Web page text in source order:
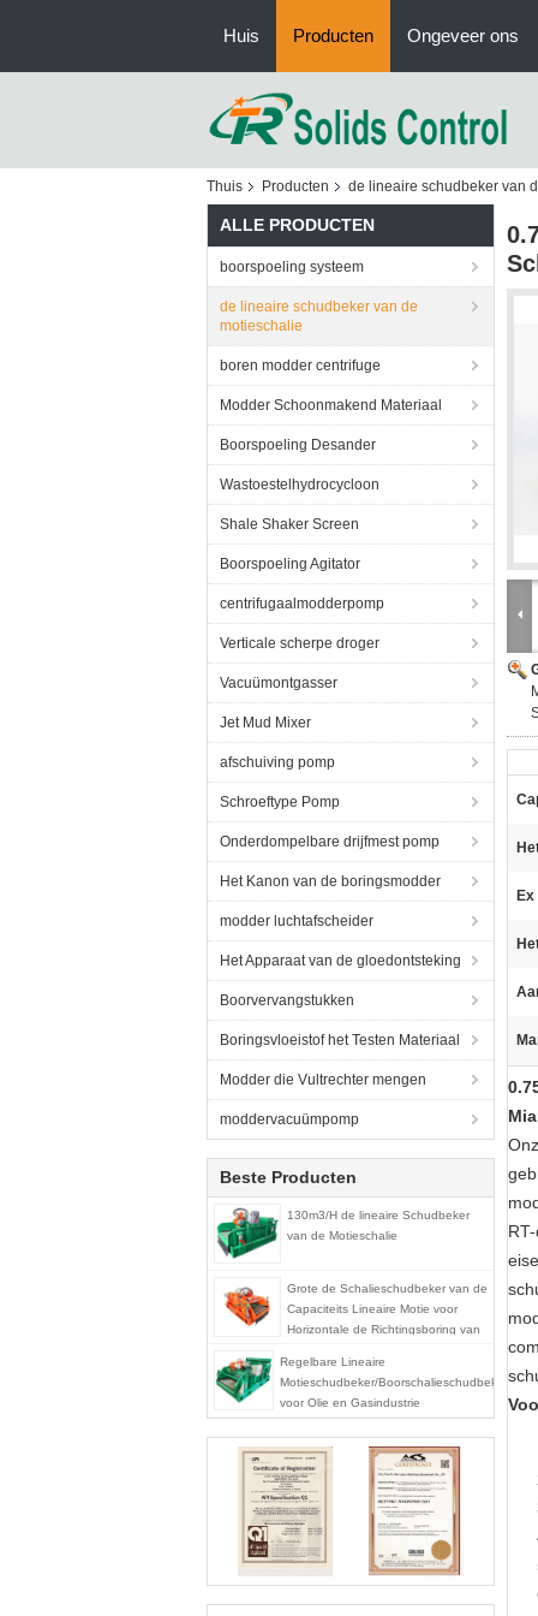
Huis Producten Ongeveer ons
Thuis Producten de lineaire schudbeker van
ALLE PRODUCTEN
boorspoeling systeem
de lineaire schudbeker van de
motieschalie
boren modder centrifuge
Modder Schoonmakend Materiaal
Boorspoeling Desander
Wastoestelhydrocycloon
Shale Shaker Screen
Boorspoeling Agitator
centrifugaalmodderpomp
Verticale scherpe droger
Vacuümontgasser
Jet Mud Mixer
afschuiving pomp
Schroeftype Pomp
Onderdompelbare drijfmest pomp
Het Kanon van de boringsmodder
modder luchtafscheider
Het Apparaat van de gloedontsteking
Boorvervangstukken
Boringsvloeistof het Testen Materiaal
Modder die Vultrechter mengen
moddervacuümpomp
Beste Producten
130m3/H de lineaire Schudbeker
van de Motieschalie
Grote de Schalieschudbeker van de
Capaciteits Lineaire Motie voor
Horizontale de Richtingsboring van
Regelbare Lineaire
Motieschudbeker/Boorschalieschudbeker
voor Olie en Gasindustrie